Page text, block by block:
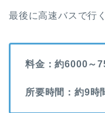
最後に高速バスで行
料金：約6000～
所要時間：約9